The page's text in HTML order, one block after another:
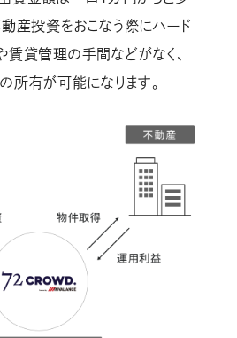
産投資をおこなう際にハード
貸管理の手間などがなく、
所有が可能になります。